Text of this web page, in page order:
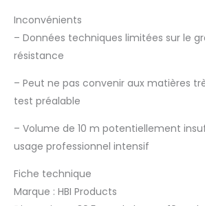
Inconvénients
– Données techniques limitées sur le
résistance
– Peut ne pas convenir aux matières
test préalable
– Volume de 10 m potentiellement
usage professionnel intensif
Fiche technique
Marque : HBI Products